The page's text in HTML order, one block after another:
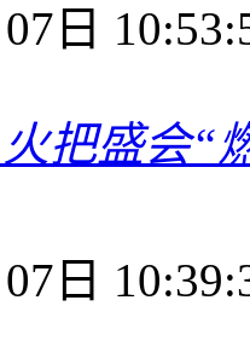
日
把盛会“
日